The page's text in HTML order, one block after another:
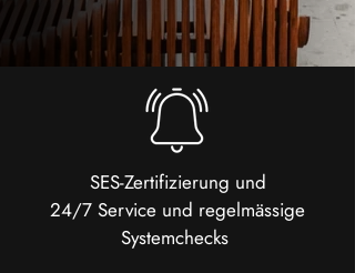
SES-Zertifizierung und
24/7 Service und regelmässige
Systemchecks